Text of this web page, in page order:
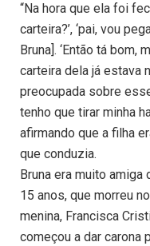
“Na hora que ela foi
carteira?’, ‘pai, vou
Bruna]. ‘Então tá bom,
carteira dela já estava
preocupada sobre
tenho que tirar minha
afirmando que a filha
que conduzia.
Bruna era muito amiga
15 anos, que morreu
menina, Francisca
começou a dar carona